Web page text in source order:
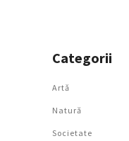
Categorii
Artǎ
Natură
Societate